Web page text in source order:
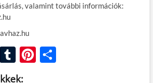
valamint további információk:
T
u
Pi O